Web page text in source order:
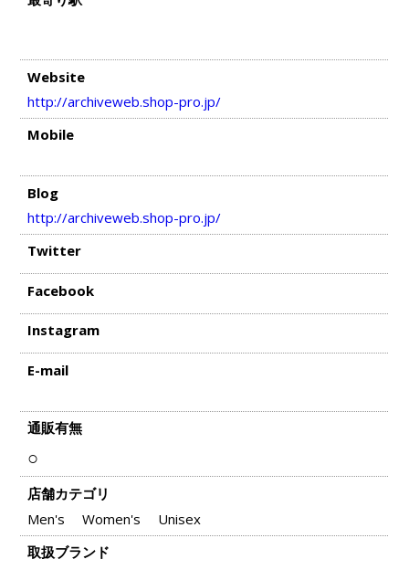
Website
http://archiveweb.shop-pro.jp/
Mobile
Blog
http://archiveweb.shop-pro.jp/
Twitter
Facebook
Instagram
E-mail
通販有無
○
店舗カテゴリ
Men's
Women's
Unisex
取扱ブランド